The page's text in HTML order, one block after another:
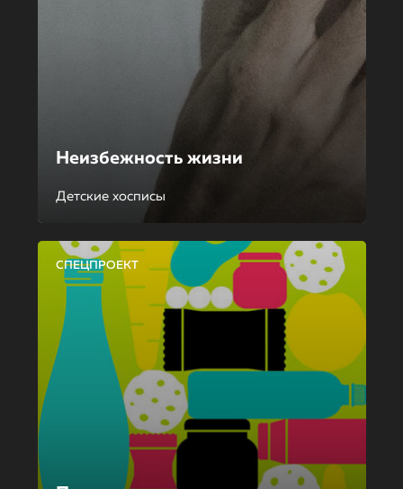
Неизбежность жизни
Детские хосписы
СПЕЦПРОЕКТ